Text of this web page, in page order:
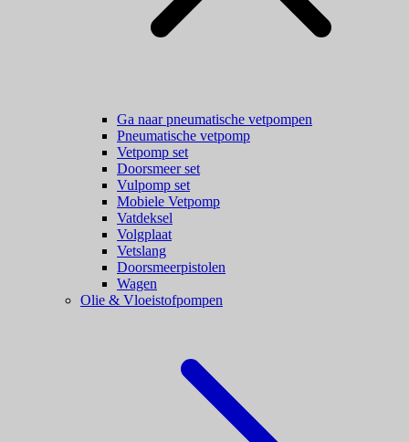
Ga naar pneumatische vetpompen
Pneumatische vetpomp
Vetpomp set
Doorsmeer set
Vulpomp set
Mobiele Vetpomp
Vatdeksel
Volgplaat
Vetslang
Doorsmeerpistolen
Wagen
Olie & Vloeistofpompen